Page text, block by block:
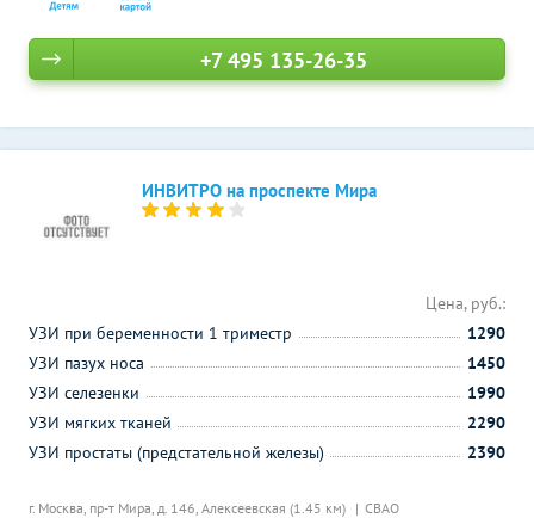
+7 495 135-26-35
ИНВИТРО на проспекте Мира
г. Москва, пр-т Мира, д. 146, Алексеевская (1.45 км) СВАО
Цена, руб.:
УЗИ при беременности 1 триместр
1290
УЗИ пазух носа
1450
УЗИ селезенки
1990
УЗИ мягких тканей
2290
УЗИ простаты (предстательной железы)
2390